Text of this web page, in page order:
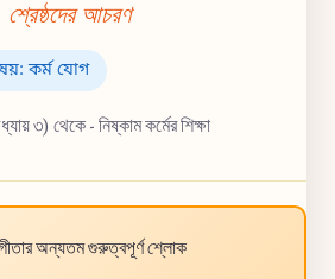
শ্রেষ্ঠদের আচরণ
কর্ম যোগ
৩) থেকে - নিষ্কাম কর্মের শিক্ষা
অন্যতম গুরুত্বপূর্ণ শ্লোক